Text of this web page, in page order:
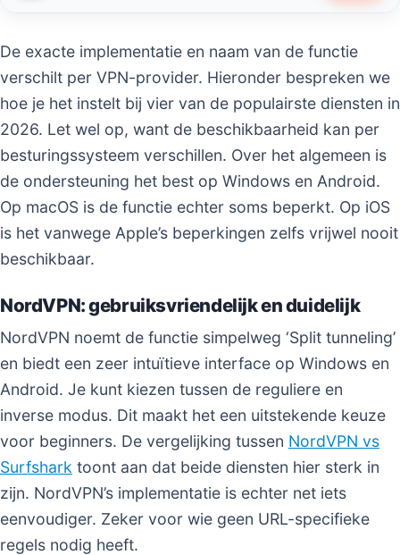
De exacte implementatie en naam van de functie
verschilt per VPN-provider. Hieronder bespreken we
hoe je het instelt bij vier van de populairste diensten in
2026. Let wel op, want de beschikbaarheid kan per
besturingssysteem verschillen. Over het algemeen is
de ondersteuning het best op Windows en Android.
Op macOS is de functie echter soms beperkt. Op iOS
is het vanwege Apple’s beperkingen zelfs vrijwel nooit
beschikbaar.
NordVPN: gebruiksvriendelijk en duidelijk
NordVPN noemt de functie simpelweg ‘Split tunneling’
en biedt een zeer intuïtieve interface op Windows en
Android. Je kunt kiezen tussen de reguliere en
inverse modus. Dit maakt het een uitstekende keuze
voor beginners. De vergelijking tussen NordVPN vs
Surfshark toont aan dat beide diensten hier sterk in
zijn. NordVPN’s implementatie is echter net iets
eenvoudiger. Zeker voor wie geen URL-specifieke
regels nodig heeft.